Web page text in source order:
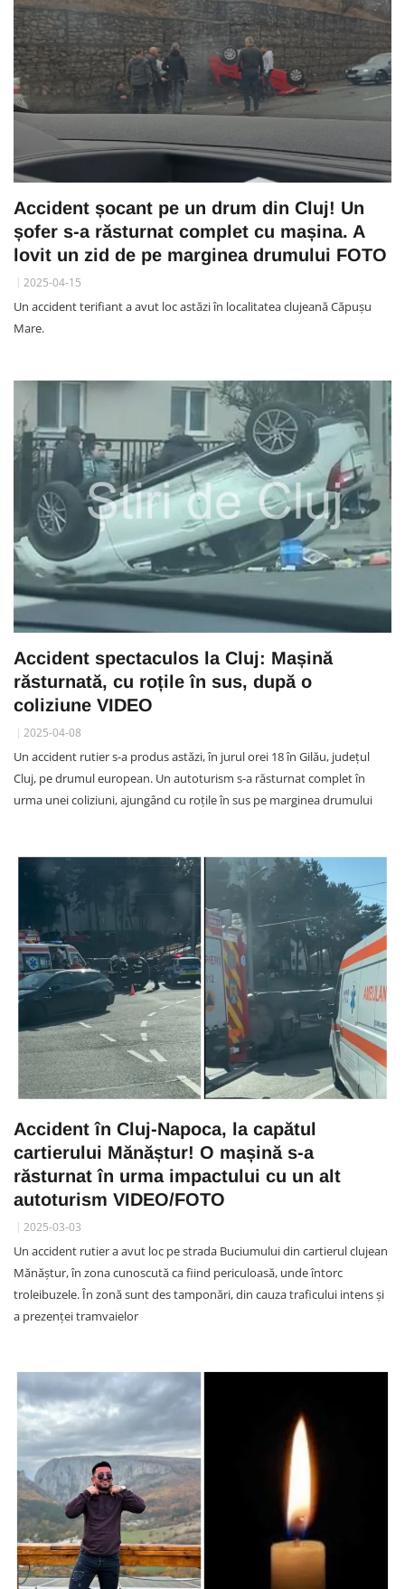
Accident șocant pe un drum din Cluj! Un
șofer s-a răsturnat complet cu mașina. A
lovit un zid de pe marginea drumului FOTO
2025-04-15
Un accident terifiant a avut loc astăzi în localitatea clujeană Căpușu
Mare.
Accident spectaculos la Cluj: Mașină
răsturnată, cu roțile în sus, după o
coliziune VIDEO
2025-04-08
Un accident rutier s-a produs astăzi, în jurul orei 18 în Gilău, județul
Cluj, pe drumul european. Un autoturism s-a răsturnat complet în
urma unei coliziuni, ajungând cu roțile în sus pe marginea drumului
Accident în Cluj-Napoca, la capătul
cartierului Mănăștur! O mașină s-a
răsturnat în urma impactului cu un alt
autoturism VIDEO/FOTO
2025-03-03
Un accident rutier a avut loc pe strada Buciumului din cartierul clujean
Mănăștur, în zona cunoscută ca fiind periculoasă, unde întorc
troleibuzele. În zonă sunt des tamponări, din cauza traficului intens și
a prezenței tramvaielor